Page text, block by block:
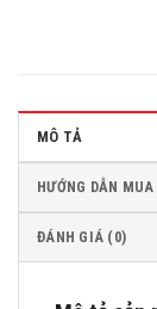
MÔ TẢ
HƯỚNG DẪN
ĐÁNH GIÁ (0)